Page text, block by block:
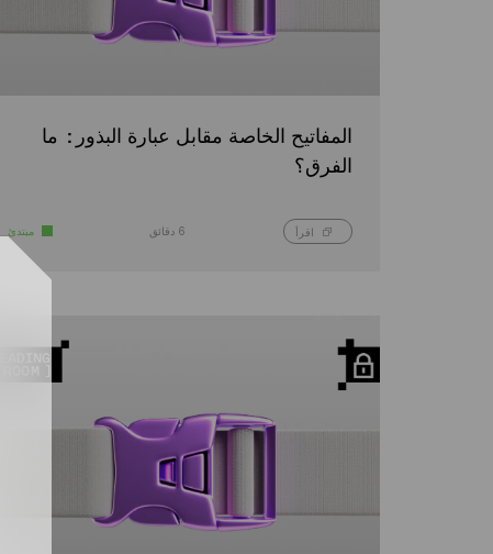
المفاتيح الخاصة مقابل عبارة البذور: ما
الفرق؟
اقرأ 6 دقائق مبتدئ